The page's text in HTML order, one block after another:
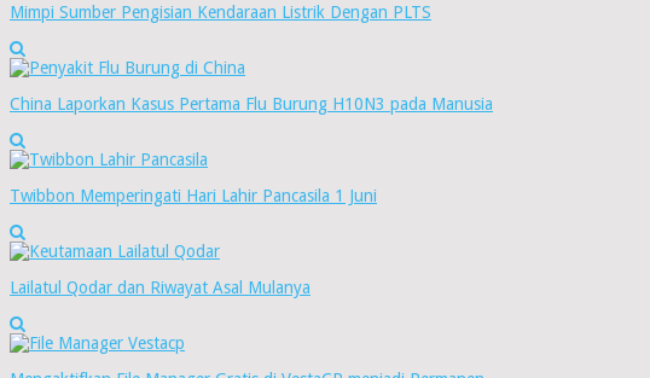
Mimpi Sumber Pengisian Kendaraan Listrik Dengan PLTS
China Laporkan Kasus Pertama Flu Burung H10N3 pada Manusia
Twibbon Memperingati Hari Lahir Pancasila 1 Juni
Lailatul Qodar dan Riwayat Asal Mulanya